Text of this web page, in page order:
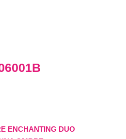
ENCHANTING DUO